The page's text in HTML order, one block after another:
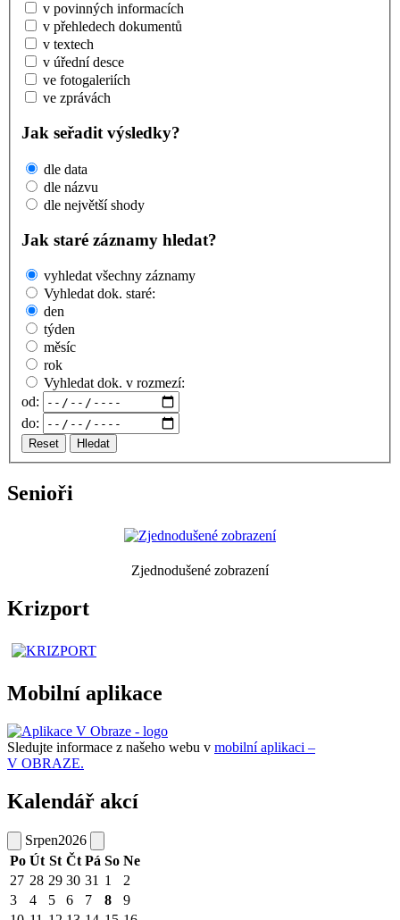
v povinných informacích
v přehledech dokumentů
v textech
v úřední desce
ve fotogaleriích
ve zprávách
Jak seřadit výsledky?
dle data
dle názvu
dle největší shody
Jak staré záznamy hledat?
vyhledat všechny záznamy
Vyhledat dok. staré:
den
týden
měsíc
rok
Vyhledat dok. v rozmezí:
od:
do:
Reset Hledat
Senioři
Zjednodušené zobrazení
Krizport
Mobilní aplikace
Sledujte informace z našeho webu v mobilní aplikaci –
V OBRAZE.
Kalendář akcí
Srpen2026
Po Út St Čt Pá So Ne
27 28 29 30 31 1
2
3
4 5 6 7 8
9